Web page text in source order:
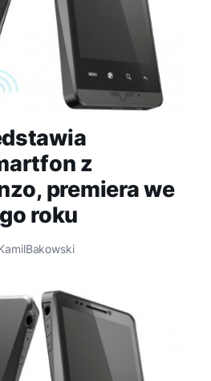
z
premiera we
roku